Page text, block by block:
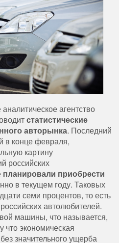
агентство
статистические
авторынка. Последний
в конце февраля,
картину
российских
планировали приобрести
в текущем году. Таковых
семи процентов, то есть
автолюбителей.
машины, что называется,
экономическая
значительного ущерба